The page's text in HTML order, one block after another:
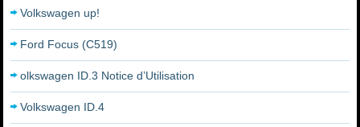
Volkswagen up!
Ford Focus (C519)
olkswagen ID.3 Notice d’Utilisation
Volkswagen ID.4